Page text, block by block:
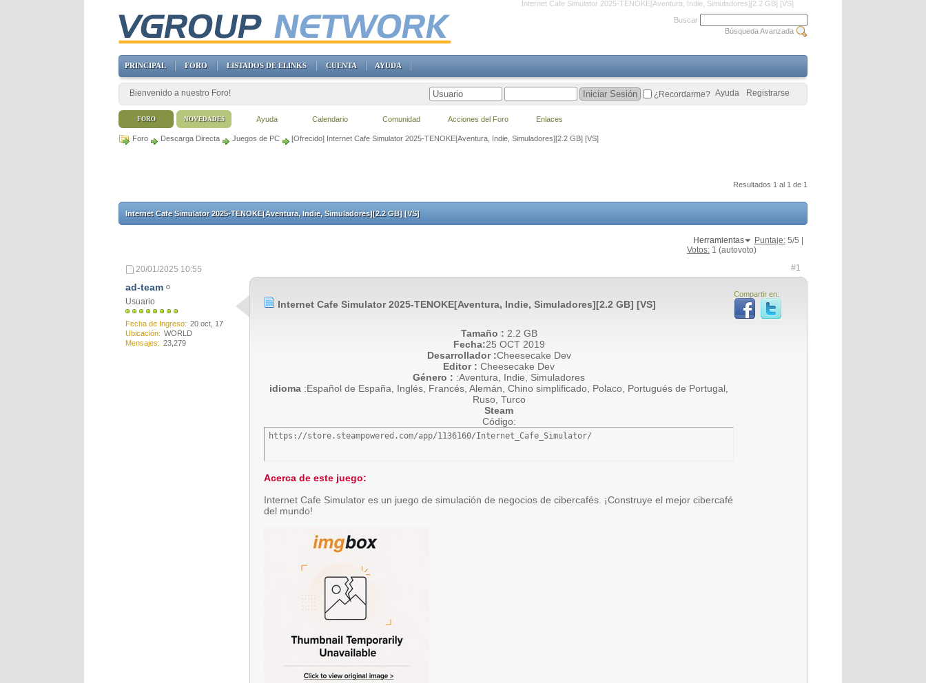
Internet Cafe Simulator 2025-TENOKE[Aventura, Indie, Simuladores][2.2 GB] [VS]
Foro Descarga Directa Juegos de PC [Ofrecido] Internet Cafe Simulator 2025-TENOKE[Aventura, Indie, Simuladores][2.2 GB] [VS]
Resultados 1 al 1 de 1
Internet Cafe Simulator 2025-TENOKE[Aventura, Indie, Simuladores][2.2 GB] [VS]
Herramientas Puntaje: 5/5 |
Votos: 1 (autovoto)
20/01/2025 10:55 #1
ad-team
Usuario
Fecha de Ingreso
20 oct, 17
Ubicación
WORLD
Mensajes
23,279
Compartir en:
Internet Cafe Simulator 2025-TENOKE[Aventura, Indie, Simuladores][2.2 GB] [VS]
Tamaño : 2.2 GB
Fecha:25 OCT 2019
Desarrollador :Cheesecake Dev
Editor : Cheesecake Dev
Género : :Aventura, Indie, Simuladores
idioma :Español de España, Inglés, Francés, Alemán, Chino simplificado, Polaco, Portugués de Portugal,
Ruso, Turco
Steam
Código:
https://store.steampowered.com/app/1136160/Internet_Cafe_Simulator/
Acerca de este juego:
Internet Cafe Simulator es un juego de simulación de negocios de cibercafés. ¡Construye el mejor cibercafé
del mundo!
Buscar
Búsqueda Avanzada
PRINCIPAL FORO LISTADOS DE ELINKS CUENTA AYUDA
Bienvenido a nuestro Foro! Registrarse
Ayuda
¿Recordarme?
FORO Ayuda Calendario Comunidad Acciones del Foro Enlaces
NOVEDADES